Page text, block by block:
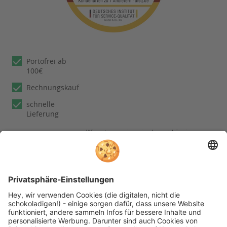
Portofrei ab
100€
Rechnungskauf
schnelle
Lieferung
Wir nutzen reviews.io als unabhängigen
Dienstleister für die Einholung von
Bewertungen. Erfahren Sie mehr unter
unserenInformationen zu
Kundenbewertungen
Folgen Sie rehashop auch auf folgenden Kanälen